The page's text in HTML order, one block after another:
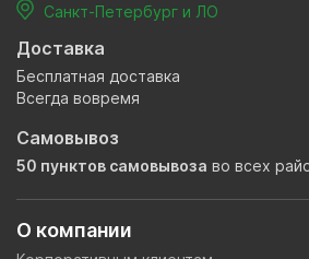
О компании
Санкт-Петербург и ЛО
Доставка
Бесплатная доставка
Всегда вовремя
Самовывоз
50 пунктов самовывоза во всех